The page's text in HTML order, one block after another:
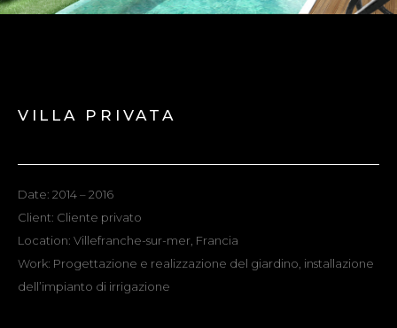
VILLA PRIVATA
Date: 2014 – 2016
Client: Cliente privato
Location: Villefranche-sur-mer, Francia
Work: Progettazione e realizzazione del giardino, installazione
dell’impianto di irrigazione